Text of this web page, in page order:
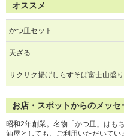
オススメ
かつ皿セット
天ざる
サクサク揚げしらすそば富士山盛り
お店・スポットからのメッセ
昭和2年創業。名物「かつ皿」はも
酒屋としても、ご利用いただいてい